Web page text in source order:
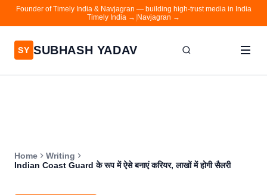
Founder of Timely India & Navjagran — building high-trust media in India
Timely India → Navjagran →
SY SUBHASH YADAV
Contact
Home
Writing
Indian Coast Guard के रूप में ऐसे बनाएं करियर, लाखों में होगी सैलरी